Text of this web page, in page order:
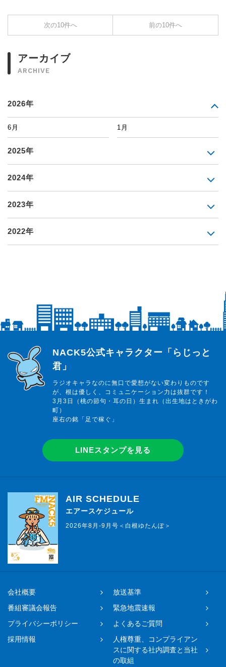
次の10件へ 前の10件へ
アーカイブ
ARCHIVE
2026年
6月 1月
2025年
2024年
2023年
2022年
らじっと君
NACK5公式キャラクター「らじっと
君」
ラジオキャラなのに無口で愛想がない変わりものです
が、根は優しく、コミュニケーション力は抜群です！
3月3日（桃の節句・耳の日）生まれ（出生地はときがわ
町）
座右の銘「足で稼ぐ」
LINEスタンプを見る
AIR SCHEDULE
エアースケジュール
2026年8月-9月号＜白根ゆたんぽ＞
会社概要
放送基準
番組審議会報告
緊急地震速報
プライバシーポリシー
よくあるご質問
採用情報
人権尊重、コンプライアン
スに関する社内調査と当社
の取組